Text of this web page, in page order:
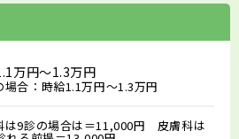
万円～1.3万円
場合：時給1.1万円～1.3万円
は9診の場合は＝11,000円 皮膚科は